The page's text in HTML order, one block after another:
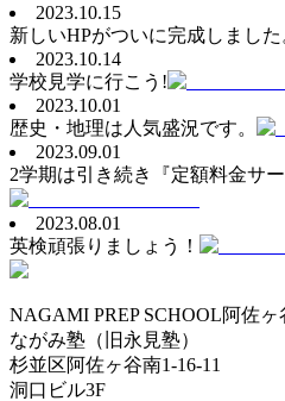
2023.10.15
新しいHPがついに完成しました
2023.10.14
学校見学に行こう!
2023.10.01
歴史・地理は人気盛況です。
2023.09.01
2学期は引き続き『定額料金サ
2023.08.01
英検頑張りましょう！
NAGAMI PREP SCHOOL阿佐ヶ
ながみ塾（旧永見塾）
杉並区阿佐ヶ谷南1-16-11
洞口ビル3F